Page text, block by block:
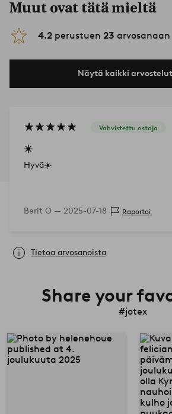
Muut ovat tätä mieltä
4.2 perustuen 23 arvosanaan
Näytä kaikki arvostelut
Vahvistettu ostaja
☀️
Hyvä☀️
Berit O — 2025-07-18 Raportoi
Tietoa arvosanoista
Share your
#jotex